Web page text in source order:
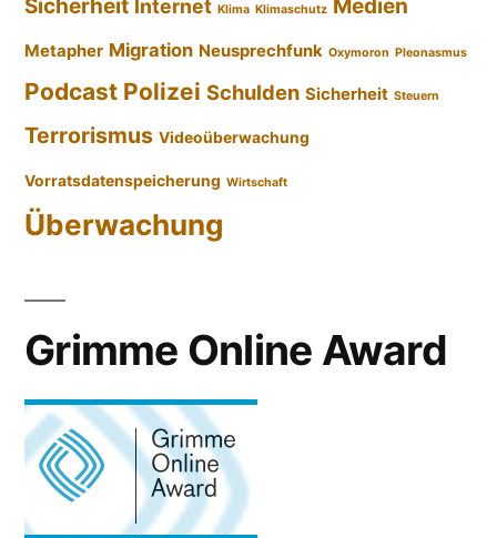
Sicherheit Internet Klima Klimaschutz Medien
Metapher Migration Neusprechfunk Oxymoron Pleonasmus
Podcast Polizei Schulden Sicherheit Steuern
Terrorismus Videoüberwachung
Vorratsdatenspeicherung Wirtschaft
Überwachung
Grimme Online Award